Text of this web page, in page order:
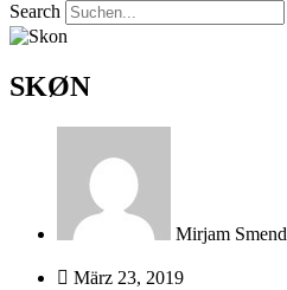
Search
SKØN
Mirjam Smend
März 23, 2019